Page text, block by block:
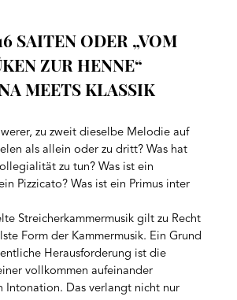
SAITEN ODER „VOM
ZUR HENNE“
MEETS KLASSIK
zu zweit dieselbe Melodie auf
als allein oder zu dritt? Was hat
zu tun? Was ist ein
Pizzicato? Was ist ein Primus inter
Streicherkammermusik gilt zu Recht
Form der Kammermusik. Ein Grund
Herausforderung ist die
vollkommen aufeinander
Intonation. Das verlangt nicht nur